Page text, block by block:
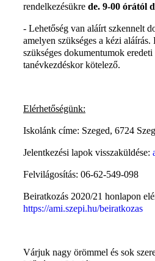
rendelkezésükre de. 9-00 órától
- Lehetőség van aláírt szkennelt
amelyen szükséges a kézi
szükséges dokumentumok
tanévkezdéskor kötelező.
Elérhetőségünk:
Iskolánk címe: Szeged, 6724
Jelentkezési lapok visszaküldése:
Felvilágosítás: 06-62-549-098
Beiratkozás 2020/21 honlapon
https://ami.szepi.hu/beiratkozas
Várjuk nagy örömmel és sok